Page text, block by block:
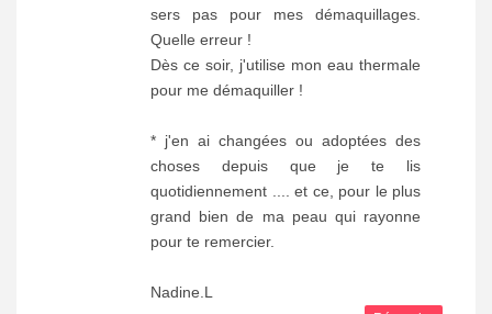
sers pas pour mes démaquillages.
Quelle erreur !
Dès ce soir, j'utilise mon eau thermale
pour me démaquiller !
* j'en ai changées ou adoptées des
choses depuis que je te lis
quotidiennement .... et ce, pour le plus
grand bien de ma peau qui rayonne
pour te remercier.
Nadine.L